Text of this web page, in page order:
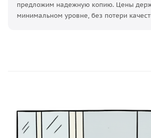
предложим надежную копию. Цены
минимальном уровне, без потери